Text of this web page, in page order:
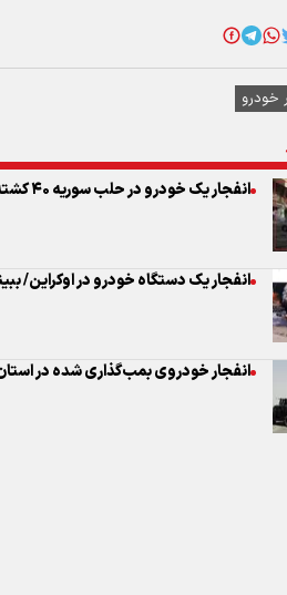
انفجار یک خودرو در حلب سوریه ۴۰ کشته و زخمی برجای گذاشت